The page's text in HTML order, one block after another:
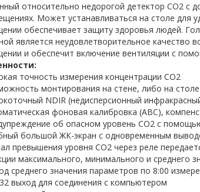
относительно недорогой детектор СО2 с
Может устанавливаться на столе для
обеспечивает защиту здоровья людей.
является неудовлетворительное качество
и обеспечит включение вентиляции с
точность измерения концентрации СО2
монтирования на стене, либо на
NDIR (недисперсионный
фоновая калибровка (АВС),
об опасном уровень СО2 с
большой ЖК-экран с одновременным
превышения уровня СО2 через реле
максимального, минимального и среднего
среднего значения параметров по 8:00
выход для соединения с компьютером